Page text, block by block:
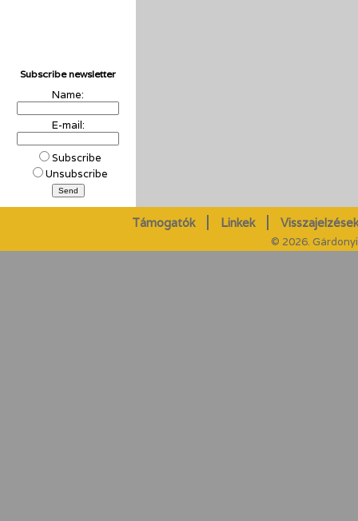
Subscribe newsletter
Name:
E-mail:
Subscribe
Unsubscribe
Támogatók Linkek
© 2026.